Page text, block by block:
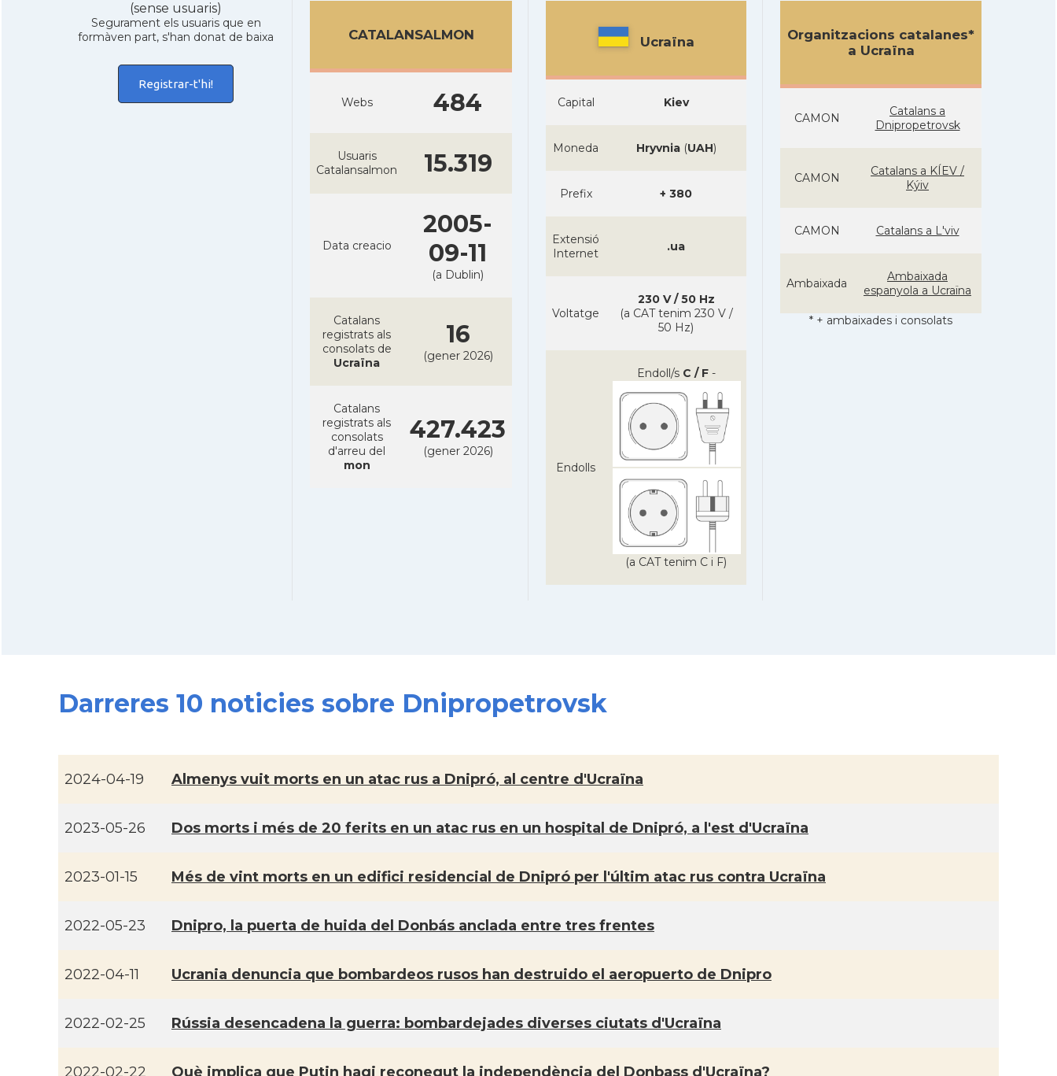
(sense usuaris)
Segurament els usuaris que en
formàven part, s'han donat de baixa
Registrar-t'hi!
CATALANSALMON
Webs 484
Usuaris
Catalansalmon
15.319
Data creacio
2005-
09-11
(a Dublin)
Catalans
registrats als
consolats de
Ucraïna
16
(gener 2026)
Catalans
registrats als
consolats
d'arreu del
mon
427.423
(gener 2026)
Ucraïna
Capital Kiev
Moneda Hryvnia(UAH)
Prefix + 380
Extensió
Internet
.ua
Voltatge
230 V / 50 Hz
(a CAT tenim 230 V /
50 Hz)
Endolls
Endoll/s C / F-
(a CAT tenim C i F)
Organitzacions catalanes*
a Ucraïna
CAMON
Catalans a
Dnipropetrovsk
CAMON
Catalans a KÍEV /
Kýiv
CAMON Catalans a L'viv
Ambaixada
Ambaixada
espanyola a Ucraïna
* + ambaixades i consolats
Darreres 10 noticies sobre Dnipropetrovsk
2024-04-19 Almenys vuit morts en un atac rus a Dnipró, al centre d'Ucraïna
2023-05-26 Dos morts i més de 20 ferits en un atac rus en un hospital de Dnipró, a l'est d'Ucraïna
2023-01-15 Més de vint morts en un edifici residencial de Dnipró per l'últim atac rus contra Ucraïna
2022-05-23 Dnipro, la puerta de huida del Donbás anclada entre tres frentes
2022-04-11 Ucrania denuncia que bombardeos rusos han destruido el aeropuerto de Dnipro
2022-02-25 Rússia desencadena la guerra: bombardejades diverses ciutats d'Ucraïna
2022-02-22 Què implica que Putin hagi reconegut la independència del Donbass d'Ucraïna?